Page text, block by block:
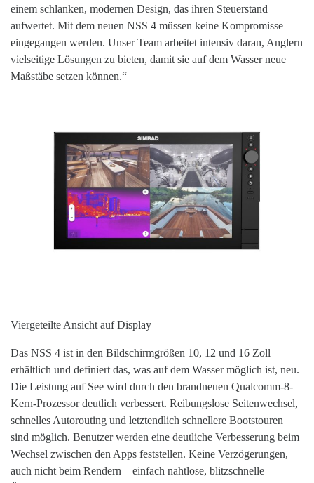
einem schlanken, modernen Design, das ihren Steuerstand
aufwertet. Mit dem neuen NSS 4 müssen keine Kompromisse
eingegangen werden. Unser Team arbeitet intensiv daran, Anglern
vielseitige Lösungen zu bieten, damit sie auf dem Wasser neue
Maßstäbe setzen können.“
Viergeteilte Ansicht auf Display
Das NSS 4 ist in den Bildschirmgrößen 10, 12 und 16 Zoll
erhältlich und definiert das, was auf dem Wasser möglich ist, neu.
Die Leistung auf See wird durch den brandneuen Qualcomm-8-
Kern-Prozessor deutlich verbessert. Reibungslose Seitenwechsel,
schnelles Autorouting und letztendlich schnellere Bootstouren
sind möglich. Benutzer werden eine deutliche Verbesserung beim
Wechsel zwischen den Apps feststellen. Keine Verzögerungen,
auch nicht beim Rendern – einfach nahtlose, blitzschnelle